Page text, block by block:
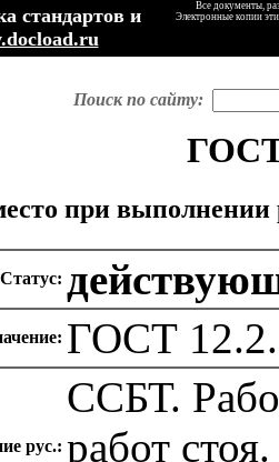
стандартов и
Все документы,
Электронные копии
Поиск по сайту:
ГОСТ
при выполнении
Статус:
ГОСТ
рус.:
ССБТ.
работ